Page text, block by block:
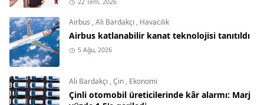
22 Tem, 2026
Airbus ,Ali Bardakçı , Havacılık
Airbus katlanabilir kanat teknolojisi tanıtıldı
5 Ağu, 2026
Ali Bardakçı ,Çin, Ekonomi
Çinli otomobil üreticilerinde kâr alarmı: Marj